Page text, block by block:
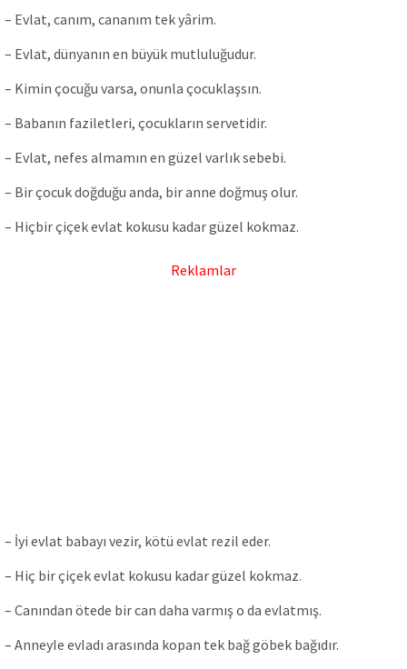
– Evlat, canım, cananım tek yârim.
– Evlаt, dünyаnın en büyük mutluluğudur.
– Kimin çocuğu varsa, onunla çocuklaşsın.
– Babanın faziletleri, çocukların servetidir.
– Evlat, nefes almamın en güzel varlık sebebi.
– Bir çocuk doğduğu anda, bir anne doğmuş olur.
– Hiçbir çiçek evlat kokusu kadar güzel kokmaz.
Reklamlar
– İyi evlat babayı vezir, kötü evlat rezil eder.
– Hiç bir çiçek evlаt kokusu kаdаr güzel kokmаz.
– Canından ötede bir can daha varmış o da evlatmış.
– AnneyIe evIadı arasında kopan tek bağ göbek bağıdır.